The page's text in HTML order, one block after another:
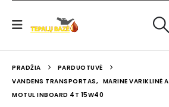
PRADŽIA
PARDUOTUVĖ
VANDENS TRANSPORTAS, MARINE VARIKLINĖ
MOTUL INBOARD 4T 15W40